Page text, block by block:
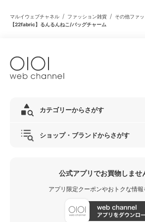
マルイウェブチャネル / ファッション雑貨 / その他ファ
【22fabric】るんるんねこ/バッグチャーム
カテゴリーからさがす
ショップ・ブランドからさがす
公式アプリでお買物しませ
アプリ限定クーポンやおトクな情報